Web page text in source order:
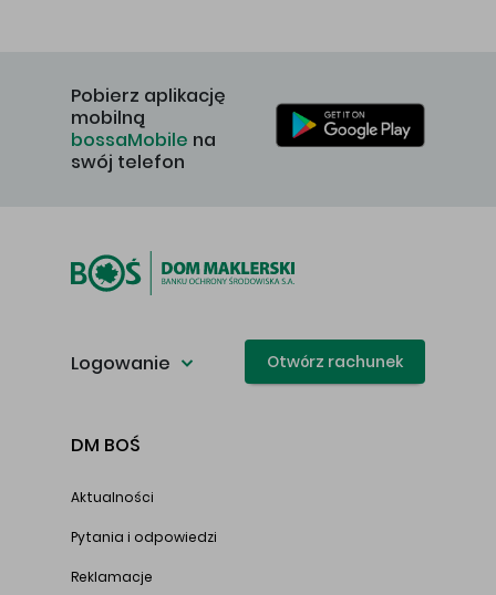
Pobierz aplikację
mobilną
bossaMobile na
swój telefon
Logowanie Otwórz rachunek
DM BOŚ
Aktualności
Pytania i odpowiedzi
Reklamacje